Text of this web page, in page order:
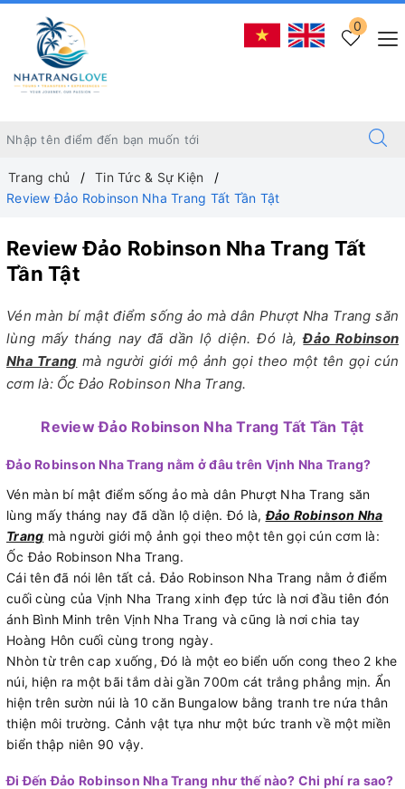
0
Trang chủ
Tin Tức & Sự Kiện
Review Đảo Robinson Nha Trang Tất Tần Tật
Review Đảo Robinson Nha Trang Tất
Tần Tật
Vén màn bí mật điểm sống ảo mà dân Phượt Nha Trang săn
lùng mấy tháng nay đã dần lộ diện. Đó là,Đảo Robinson
Nha Trang mà người giới mộ ảnh gọi theo một tên gọi cún
cơm là: Ốc Đảo Robinson Nha Trang.
Review Đảo Robinson Nha Trang Tất Tần Tật
Đảo Robinson Nha Trang nằm ở đâu trên Vịnh Nha Trang?
Vén màn bí mật điểm sống ảo mà dân Phượt Nha Trang săn
lùng mấy tháng nay đã dần lộ diện. Đó là,Đảo Robinson Nha
Trang mà người giới mộ ảnh gọi theo một tên gọi cún cơm là:
Ốc Đảo Robinson Nha Trang.
Cái tên đã nói lên tất cả. Đảo Robinson Nha Trang nằm ở điểm
cuối cùng của Vịnh Nha Trang xinh đẹp tức là nơi đầu tiên đón
ánh Bình Minh trên Vịnh Nha Trang và cũng là nơi chia tay
Hoàng Hôn cuối cùng trong ngày.
Nhòn từ trên cap xuống, Đó là một eo biển uốn cong theo 2 khe
núi, hiện ra một bãi tắm dài gần 700m cát trắng phẳng mịn. Ẩn
hiện trên sườn núi là 10 căn Bungalow bằng tranh tre nứa thân
thiện môi trường. Cảnh vật tựa như một bức tranh về một miền
biển thập niên 90 vậy.
Đi Đến Đảo Robinson Nha Trang như thế nào? Chi phí ra sao?